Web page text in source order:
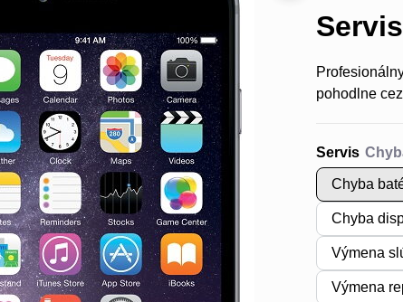
pohodlne
Servis
Chyba
Chyba
Výmena
Výmena